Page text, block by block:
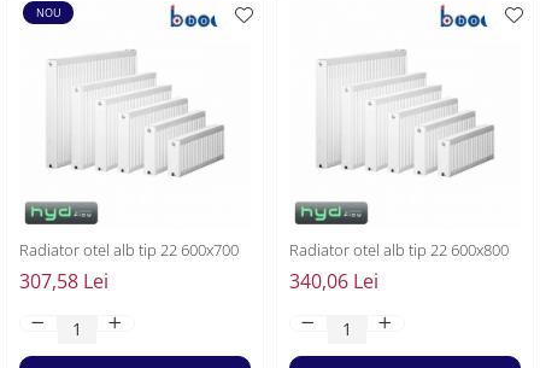
NOU
Radiator otel alb tip 22 600x700
307,58 Lei
Radiator otel alb tip 22 600x800
340,06 Lei